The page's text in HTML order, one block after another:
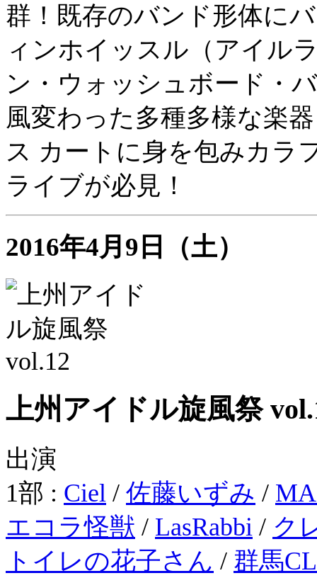
群！既存のバンド形体に
ィンホイッスル（アイル
ン・ウォッシュボード・
風変わった多種多様な楽
ス カートに身を包みカラ
ライブが必見！
2016年4月9日（土）
上州アイドル旋風祭
出演
1部 : Ciel / 佐藤いずみ /
エコラ怪獣 / LasRabbi / ク
トイレの花子さん / 群馬